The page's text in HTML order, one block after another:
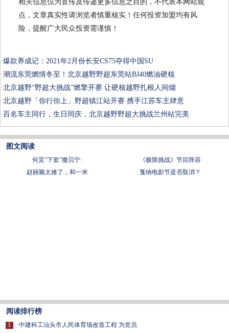
相关信息仅为宣传及传递更多信息之目的，不代表本网站观
点，文章真实性请浏览者慎重核实！任何投资加盟均有风
险，提醒广大民众投资需谨慎！
·爆款养成记：2021年2月份长安CS75夺得中国SU
·潮流东莞燃情冬至！北京越野野超东莞站BJ40燃油硬核
·北京越野“野超大挑战”燃擎开赛 让硬核越野扎根人间烟
·北京越野「你行你上」野超镇江站开赛 携手江苏车主肆意
·百名车主同行，生日同庆，北京越野野超大挑战兰州站完美
图文阅读
何炅“下套”撒贝宁:
《极限挑战》节目阵容
赵丽颖太难了，和一米
戛纳电影节是否取消？
阅读排行榜
1
·中建科工汕头市人民体育场改造工程 为党员